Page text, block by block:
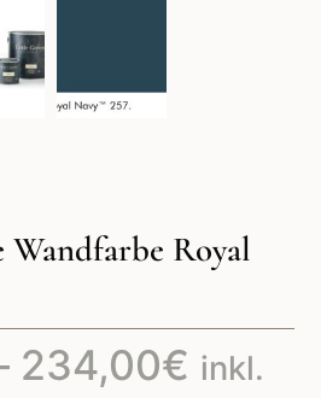
Royal
234,00€ inkl.